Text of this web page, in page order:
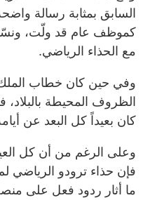
السابق بمثابة رسالة
كموظف عام قد ولّت، ونسّق
مع الحذاء الرياضي.
وفي حين كان خطاب
الظروف المحيطة بالبلاد،
كان بعيداً كل البعد عن
وعلى الرغم من أن كل
فإن حذاء ترودو الرياضي
ما أثار ردود فعل على